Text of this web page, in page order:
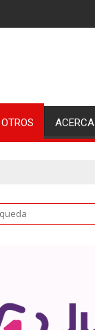
OTROS ACERCA